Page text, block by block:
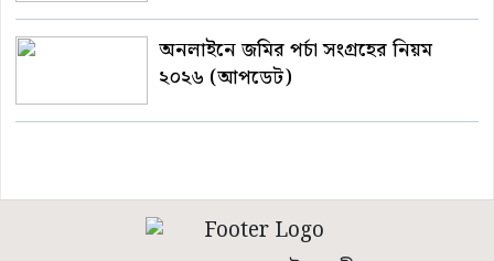
অনলাইনে জমির পর্চা সংগ্রহের নিয়ম
২০২৬ (আপডেট)